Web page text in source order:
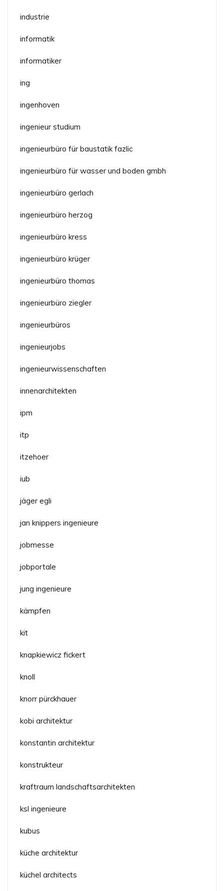
industrie
informatik
informatiker
ing
ingenhoven
ingenieur studium
ingenieurbüro für baustatik fazlic
ingenieurbüro für wasser und boden gmbh
ingenieurbüro gerlach
ingenieurbüro herzog
ingenieurbüro kress
ingenieurbüro krüger
ingenieurbüro thomas
ingenieurbüro ziegler
ingenieurbüros
ingenieurjobs
ingenieurwissenschaften
innenarchitekten
ipm
itp
itzehoer
iub
jäger egli
jan knippers ingenieure
jobmesse
jobportale
jung ingenieure
kämpfen
kit
knapkiewicz fickert
knoll
knorr pürckhauer
kobi architektur
konstantin architektur
konstrukteur
kraftraum landschaftsarchitekten
ksl ingenieure
kubus
küche architektur
küchel architects